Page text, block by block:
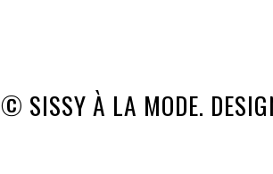
© SISSY À LA MODE.